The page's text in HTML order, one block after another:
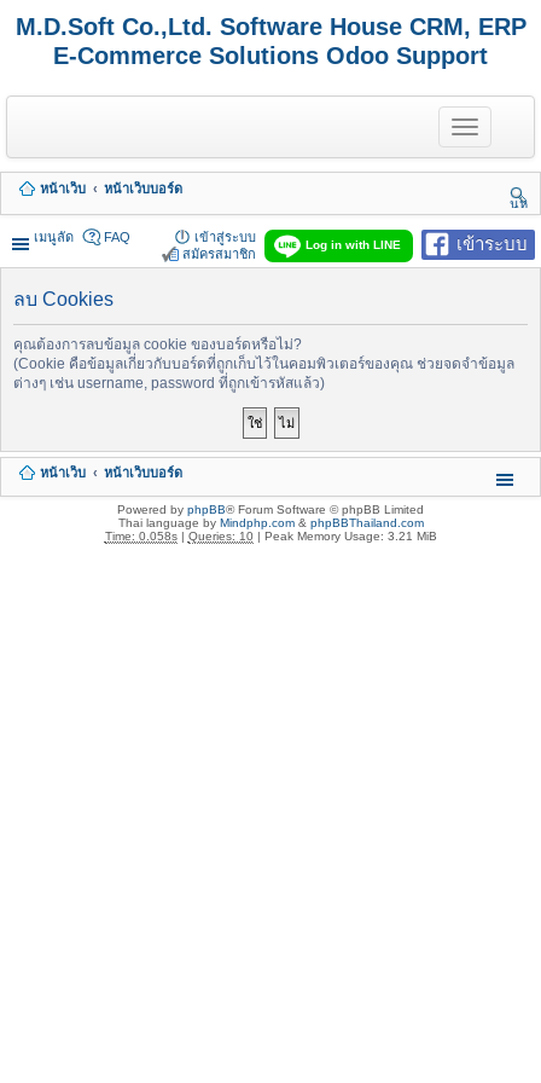
M.D.Soft Co.,Ltd. Software House CRM, ERP
E-Commerce Solutions Odoo Support
T
o
g
e
n
a
v
a
i
หน้าเว็บ
หน้าเว็บบอร์ด
นห
า
เมนูลัด
เข้าระบบ
Log in with LINE
FAQ
เข้าสู่ระบบ
สมัครสมาชิก
ลบ Cookies
คุณต้องการลบข้อมูล cookie ของบอร์ดหรือไม่?
(Cookie คือข้อมูลเกี่ยวกับบอร์ดที่ถูกเก็บไว้ในคอมพิวเตอร์ของคุณ ช่วยจดจำข้อมูล
ต่างๆ เช่น username, password ที่ถูกเข้ารหัสแล้ว)
หน้าเว็บ หน้าเว็บบอร์ด
Powered by phpBB® Forum Software © phpBB Limited
Thai language by Mindphp.com& phpBBThailand.com
Time: 0.058s| Queries: 10| Peak Memory Usage: 3.21 MiB